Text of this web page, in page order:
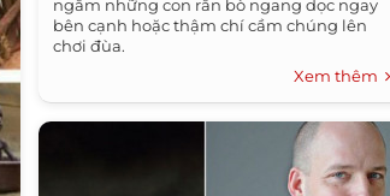
ngắm những con rắn bò ngang dọc ngay
bên cạnh hoặc thậm chí cầm chúng lên
chơi đùa.
Xem thêm